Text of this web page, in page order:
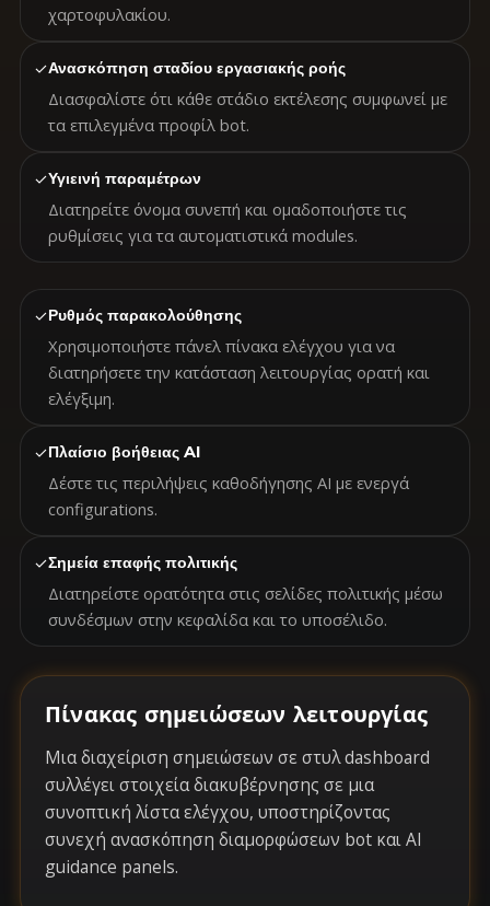
χαρτοφυλακίου.
✓Ανασκόπηση σταδίου εργασιακής ροής
Διασφαλίστε ότι κάθε στάδιο εκτέλεσης συμφωνεί με
τα επιλεγμένα προφίλ bot.
✓Υγιεινή παραμέτρων
Διατηρείτε όνομα συνεπή και ομαδοποιήστε τις
ρυθμίσεις για τα αυτοματιστικά modules.
✓Ρυθμός παρακολούθησης
Χρησιμοποιήστε πάνελ πίνακα ελέγχου για να
διατηρήσετε την κατάσταση λειτουργίας ορατή και
ελέγξιμη.
✓Πλαίσιο βοήθειας AI
Δέστε τις περιλήψεις καθοδήγησης AI με ενεργά
configurations.
✓Σημεία επαφής πολιτικής
Διατηρείστε ορατότητα στις σελίδες πολιτικής μέσω
συνδέσμων στην κεφαλίδα και το υποσέλιδο.
Πίνακας σημειώσεων λειτουργίας
Μια διαχείριση σημειώσεων σε στυλ dashboard
συλλέγει στοιχεία διακυβέρνησης σε μια
συνοπτική λίστα ελέγχου, υποστηρίζοντας
συνεχή ανασκόπηση διαμορφώσεων bot και AI
guidance panels.